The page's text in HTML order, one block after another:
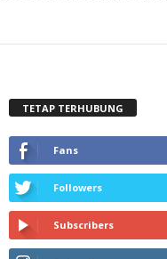
TETAP TERHUBUNG
Fans
Followers
Subscribers